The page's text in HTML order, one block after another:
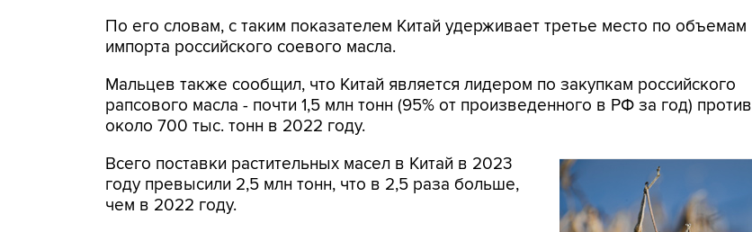
По его словам, с таким показателем Китай удерживает третье место по объемам
импорта российского соевого масла.
Мальцев также сообщил, что Китай является лидером по закупкам российского
рапсового масла - почти 1,5 млн тонн (95% от произведенного в РФ за год) против
около 700 тыс. тонн в 2022 году.
Всего поставки растительных масел в Китай в 2023
году превысили 2,5 млн тонн, что в 2,5 раза больше,
чем в 2022 году.